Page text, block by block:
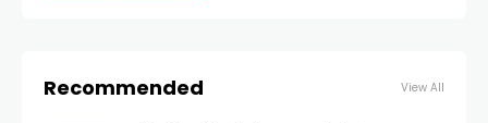
Recommended View All